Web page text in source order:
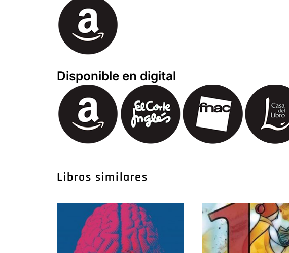
Disponible en digital
Libros similares